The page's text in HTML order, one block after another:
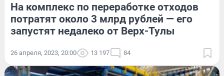
На комплекс по переработке отходов
потратят около 3 млрд рублей — его
запустят недалеко от Верх-Тулы
26 апреля, 2023, 20:00 13 197 84